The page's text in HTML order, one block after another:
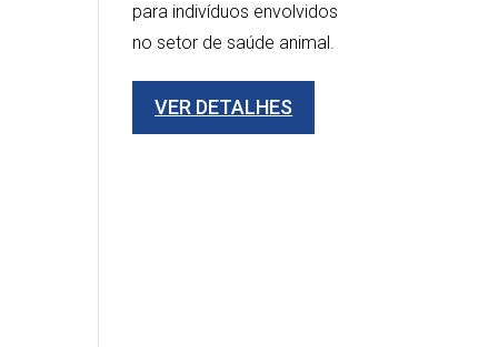
para indivíduos envolvidos
no setor de saúde animal.
VER DETALHES